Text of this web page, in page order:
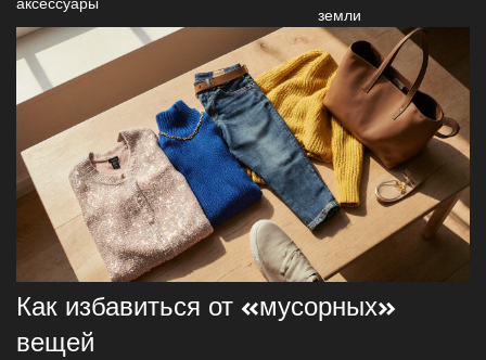
земли
Как избавиться от «мусорных»
вещей